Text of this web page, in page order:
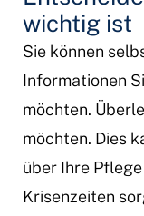
wichtig ist
Sie können
Informationen
möchten.
möchten. Dies
über Ihre
Krisenzeiten